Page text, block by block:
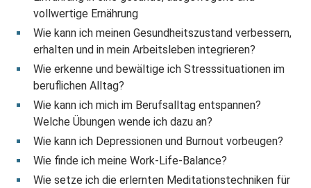
vollwertige Ernährung
Wie kann ich meinen Gesundheitszustand verbessern,
erhalten und in mein Arbeitsleben integrieren?
Wie erkenne und bewältige ich Stresssituationen im
beruflichen Alltag?
Wie kann ich mich im Berufsalltag entspannen?
Welche Übungen wende ich dazu an?
Wie kann ich Depressionen und Burnout vorbeugen?
Wie finde ich meine Work-Life-Balance?
Wie setze ich die erlernten Meditationstechniken für